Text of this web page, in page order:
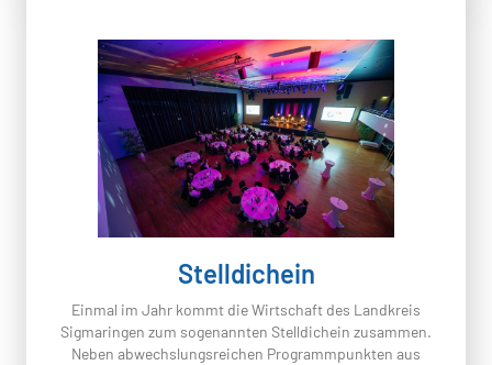
Stelldichein
Einmal im Jahr kommt die Wirtschaft des Landkreis
Sigmaringen zum sogenannten Stelldichein zusammen.
Neben abwechslungsreichen Programmpunkten aus